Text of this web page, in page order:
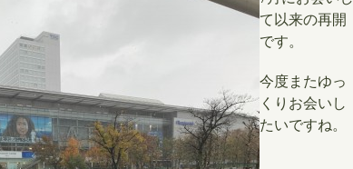
て以来の再開
です。
今度またゆっ
くりお会いし
たいですね。